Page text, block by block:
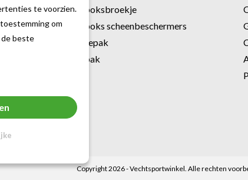
dé
en
Kickboksbroekje
Kickboks scheenbeschermers
Karatepak
Judopak
Copyright 2026 - Vechtsportwinkel. Alle rechten
te voorzien.
om
beste